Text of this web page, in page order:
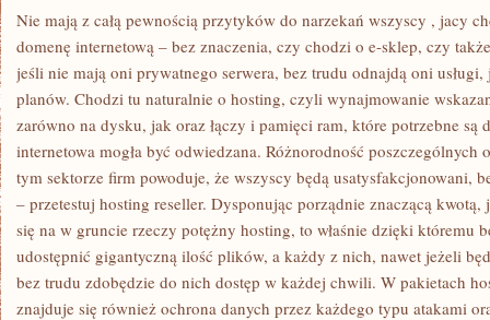
PEWNOŚCIĄ
POWODÓW
NARZEKAŃ
WSZYSCY
CI,
KTÓRZY
CHCIELIBY
OTWORZYĆ
Nie mają z całą pewnością przytyków do narzekań wszyscy , jacy
domenę internetową – bez znaczenia, czy chodzi o e-sklep, czy
jeśli nie mają oni prywatnego serwera, bez trudu odnajdą oni
planów. Chodzi tu naturalnie o hosting, czyli wynajmowanie
zarówno na dysku, jak oraz łączy i pamięci ram, które potrzebne są
internetowa mogła być odwiedzana. Różnorodność poszczególnych
tym sektorze firm powoduje, że wszyscy będą usatysfakcjonowani,
– przetestuj hosting reseller. Dysponując porządnie znaczącą kwotą,
się na w gruncie rzeczy potężny hosting, to właśnie dzięki któremu
udostępnić gigantyczną ilość plików, a każdy z nich, nawet jeżeli
bez trudu zdobędzie do nich dostęp w każdej chwili. W pakietach
znajduje się również ochrona danych przez każdego typu atakami